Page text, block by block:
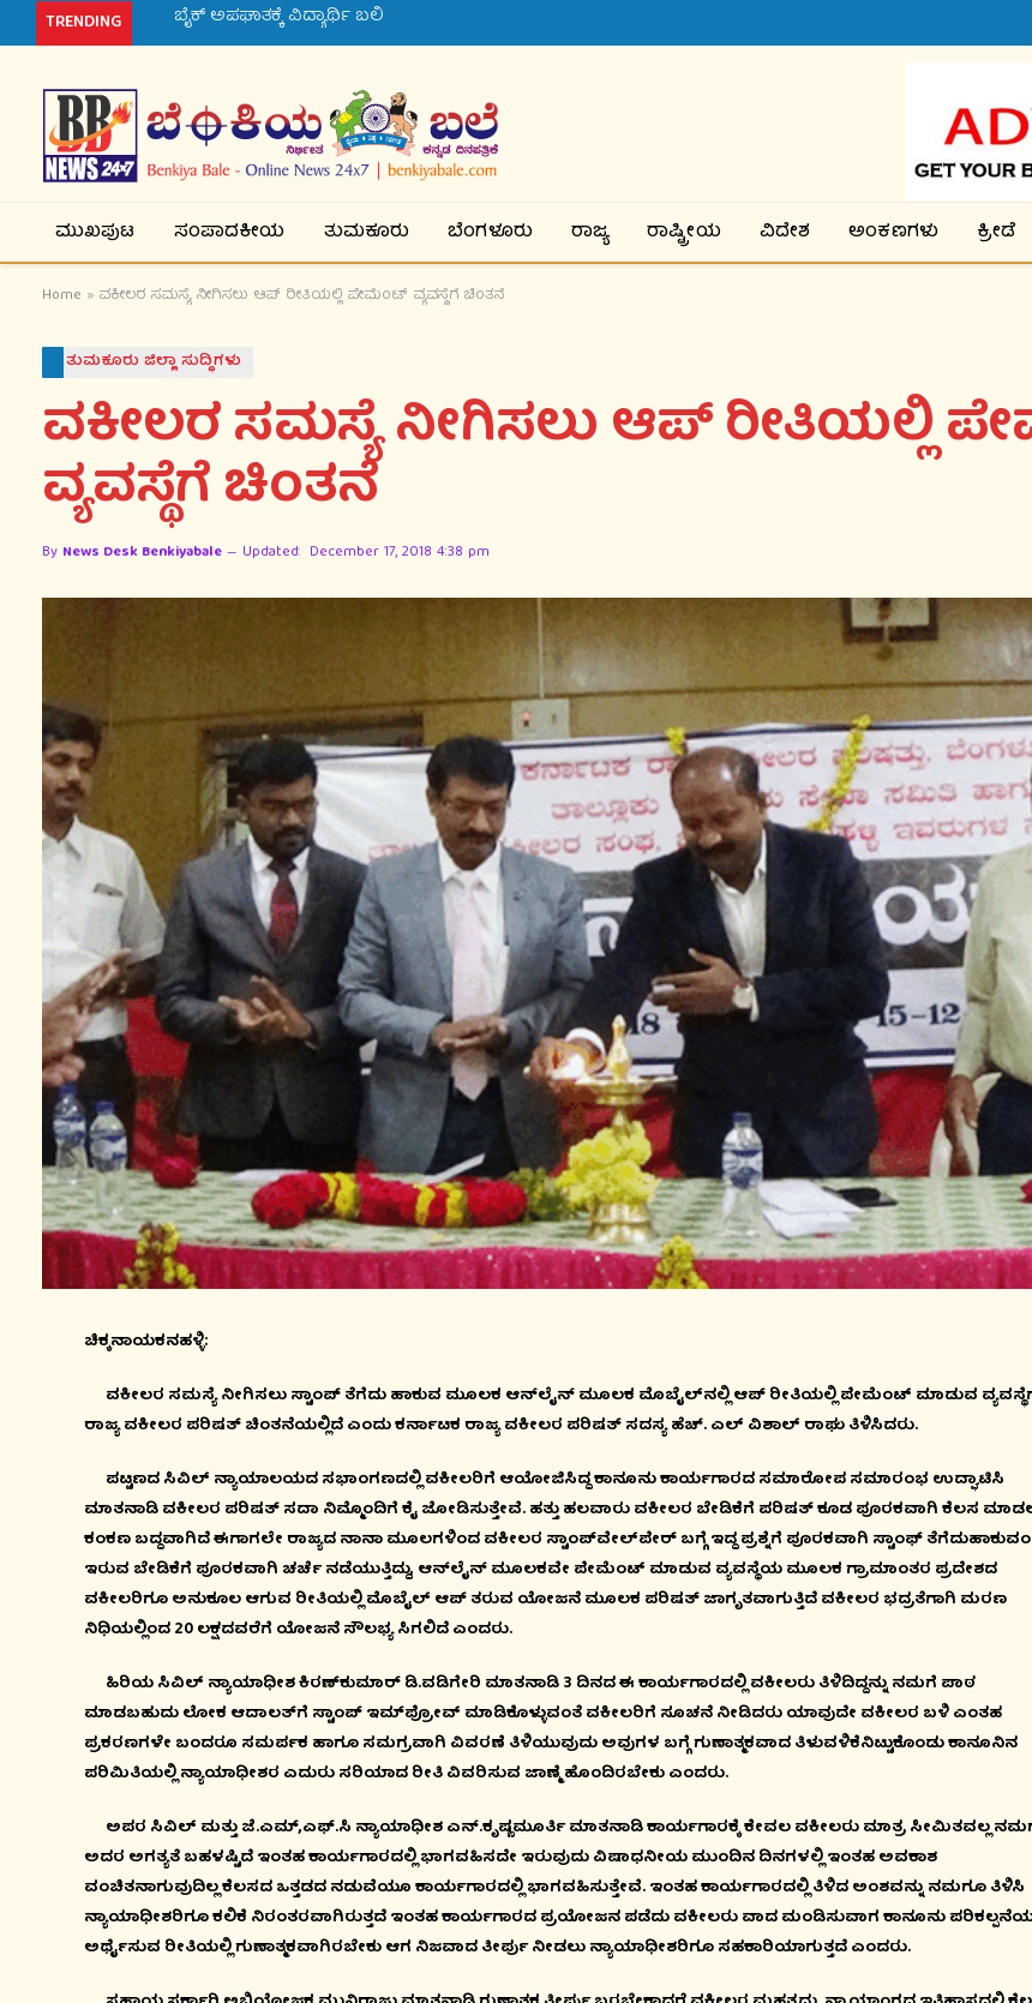
TRENDING ನವಜಾತ ಶಿಶುವಿಗೆ ತಾಯಿಯ ಹಾಲಿನಿಂದ ರೋಗನಿರೋಧಕ ಶಕ್ತಿ ವೃದ್ಧಿ
ಮುಖಪುಟ ಸಂಪಾದಕೀಯ ತುಮಕೂರು ಬೆಂಗಳೂರು ರಾಜ್ಯ ರಾಷ್ಟ್ರೀಯ ವಿದೇಶ ಅಂಕಣಗಳು ಕ್ರೀಡೆ
Home » ವಕೀಲರ ಸಮಸ್ಯೆ ನೀಗಿಸಲು ಆಪ್ ರೀತಿಯಲ್ಲಿ ಪೇಮೆಂಟ್ ವ್ಯವಸ್ಥೆಗೆ ಚಿಂತನೆ
ತುಮಕೂರು ಜಿಲ್ಲಾ ಸುದ್ಧಿಗಳು
ವಕೀಲರ ಸಮಸ್ಯೆ ನೀಗಿಸಲು ಆಪ್ ರೀತಿಯಲ್ಲಿ
ವ್ಯವಸ್ಥೆಗೆ ಚಿಂತನೆ
By News Desk Benkiyabale Updated: December 17, 2018 4:38 pm
ಚಿಕ್ಕನಾಯಕನಹಳ್ಳಿ:
ವಕೀಲರ ಸಮಸ್ಯೆ ನೀಗಿಸಲು ಸ್ಟಾಂಪ್ ತೆಗೆದು ಹಾಕುವ ಮೂಲಕ ಆನ್‍ಲೈನ್ ಮೂಲಕ ಮೊಬೈಲ್‍ನಲ್ಲಿ ಆಪ್ ರೀತಿಯಲ್ಲಿ ಪೇಮೆಂಟ್ ಮಾಡುವ
ರಾಜ್ಯ ವಕೀಲರ ಪರಿಷತ್ ಚಿಂತನೆಯಲ್ಲಿದೆ ಎಂದು ಕರ್ನಾಟಕ ರಾಜ್ಯ ವಕೀಲರ ಪರಿಷತ್ ಸದಸ್ಯ ಹೆಚ್. ಎಲ್ ವಿಶಾಲ್ ರಾಘು ತಿಳಿಸಿದರು.
ಪಟ್ಟಣದ ಸಿವಿಲ್ ನ್ಯಾಯಾಲಯದ ಸಭಾಂಗಣದಲ್ಲಿ ವಕೀಲರಿಗೆ ಆಯೋಜಿಸಿದ್ದ ಕಾನೂನು ಕಾರ್ಯಗಾರದ ಸಮಾರೋಪ ಸಮಾರಂಭ ಉದ್ಘಾಟಿಸಿ
ಮಾತನಾಡಿ ವಕೀಲರ ಪರಿಷತ್ ಸದಾ ನಿಮ್ಮೊಂದಿಗೆ ಕೈ ಜೋಡಿಸುತ್ತೇವೆ. ಹತ್ತು ಹಲವಾರು ವಕೀಲರ ಬೇಡಿಕೆಗೆ ಪರಿಷತ್ ಕೂಡ ಪೂರಕವಾಗಿ ಕೆಲಸ
ಕಂಕಣ ಬದ್ದವಾಗಿದೆ ಈಗಾಗಲೇ ರಾಜ್ಯದ ನಾನಾ ಮೂಲಗಳಿಂದ ವಕೀಲರ ಸ್ಟಾಂಪ್‍ವೇಲ್‍ಪೇರ್ ಬಗ್ಗೆ ಇದ್ದ ಪ್ರಶ್ನೆಗೆ ಪೂರಕವಾಗಿ ಸ್ಟಾಂಫ್
ಇರುವ ಬೇಡಿಕೆಗೆ ಪೂರಕವಾಗಿ ಚರ್ಚೆ ನಡೆಯುತ್ತಿದ್ದು, ಆನ್‍ಲೈನ್ ಮೂಲಕವೇ ಪೇಮೆಂಟ್ ಮಾಡುವ ವ್ಯವಸ್ಥೆಯ ಮೂಲಕ ಗ್ರಾಮಾಂತರ ಪ್ರದೇಶದ
ವಕೀಲರಿಗೂ ಅನುಕೂಲ ಆಗುವ ರೀತಿಯಲ್ಲಿ ಮೊಬೈಲ್ ಆಪ್ ತರುವ ಯೋಜನೆ ಮೂಲಕ ಪರಿಷತ್ ಜಾಗೃತವಾಗುತ್ತಿದೆ ವಕೀಲರ ಭದ್ರತೆಗಾಗಿ ಮರಣ
ನಿಧಿಯಲ್ಲಿಂದ 20 ಲಕ್ಷದವರೆಗೆ ಯೋಜನೆ ಸೌಲಭ್ಯ ಸಿಗಲಿದೆ ಎಂದರು.
ಹಿರಿಯ ಸಿವಿಲ್ ನ್ಯಾಯಾಧೀಶ ಕಿರಣ್‍ಕುಮಾರ್ ಡಿ.ವಡಿಗೇರಿ ಮಾತನಾಡಿ 3 ದಿನದ ಈ ಕಾರ್ಯಗಾರದಲ್ಲಿ ವಕೀಲರು ತಿಳಿದಿದ್ದನ್ನು ನಮಗೆ ಪಾಠ
ಮಾಡಬಹುದು ಲೋಕ ಆದಾಲತ್‍ಗೆ ಸ್ಟಾಂಪ್ ಇಮ್‍ಪ್ರೋವ್ ಮಾಡಿಕೊಳ್ಳುವಂತೆ ವಕೀಲರಿಗೆ ಸೂಚನೆ ನೀಡಿದರು ಯಾವುದೇ ವಕೀಲರ ಬಳಿ ಎಂತಹ
ಪ್ರಕರಣಗಳೇ ಬಂದರೂ ಸಮರ್ಪಕ ಹಾಗೂ ಸಮಗ್ರವಾಗಿ ವಿವರಣೆ ತಿಳಿಯುವುದು ಅವುಗಳ ಬಗ್ಗೆ ಗುಣಾತ್ಮಕವಾದ ತಿಳುವಳಿಕೆನಿಟ್ಟುಕೊಂಡು ಕಾನೂನಿನ
ಪರಿಮಿತಿಯಲ್ಲಿ ನ್ಯಾಯಾಧೀಶರ ಎದುರು ಸರಿಯಾದ ರೀತಿ ವಿವರಿಸುವ ಜಾಣ್ಮೆ ಹೊಂದಿರಬೇಕು ಎಂದರು.
ಅಪರ ಸಿವಿಲ್ ಮತ್ತು ಜೆ.ಎಮ್,ಎಫ್.ಸಿ ನ್ಯಾಯಾಧೀಶ ಎನ್.ಕೃಷ್ಣಮೂರ್ತಿ ಮಾತನಾಡಿ ಕಾರ್ಯಗಾರಕ್ಕೆ ಕೇವಲ ವಕೀಲರು ಮಾತ್ರ ಸೀಮಿತವಲ್ಲ
ಅದರ ಅಗತ್ಯತೆ ಬಹಳಷ್ಟಿದೆ ಇಂತಹ ಕಾರ್ಯಗಾರದಲ್ಲಿ ಭಾಗವಹಿಸದೇ ಇರುವುದು ವಿಷಾಧನೀಯ ಮುಂದಿನ ದಿನಗಳಲ್ಲಿ ಇಂತಹ ಅವಕಾಶ
ವಂಚಿತನಾಗುವುದಿಲ್ಲ ಕೆಲಸದ ಒತ್ತಡದ ನಡುವೆಯೂ ಕಾರ್ಯಗಾರದಲ್ಲಿ ಭಾಗವಹಿಸುತ್ತೇವೆ. ಇಂತಹ ಕಾರ್ಯಗಾರದಲ್ಲಿ ತಿಳಿದ ಅಂಶವನ್ನು ನಮಗೂ ತಿಳಿಸಿ
ನ್ಯಾಯಾಧೀಶರಿಗೂ ಕಲಿಕೆ ನಿರಂತರವಾಗಿರುತ್ತದೆ ಇಂತಹ ಕಾರ್ಯಗಾರದ ಪ್ರಯೋಜನ ಪಡೆದು ವಕೀಲರು ವಾದ ಮಂಡಿಸುವಾಗ ಕಾನೂನು
ಅರ್ಥೈಸುವ ರೀತಿಯಲ್ಲಿ ಗುಣಾತ್ಮಕವಾಗಿರಬೇಕು ಆಗ ನಿಜವಾದ ತೀರ್ಪು ನೀಡಲು ನ್ಯಾಯಾಧೀಶರಿಗೂ ಸಹಕಾರಿಯಾಗುತ್ತದೆ ಎಂದರು.